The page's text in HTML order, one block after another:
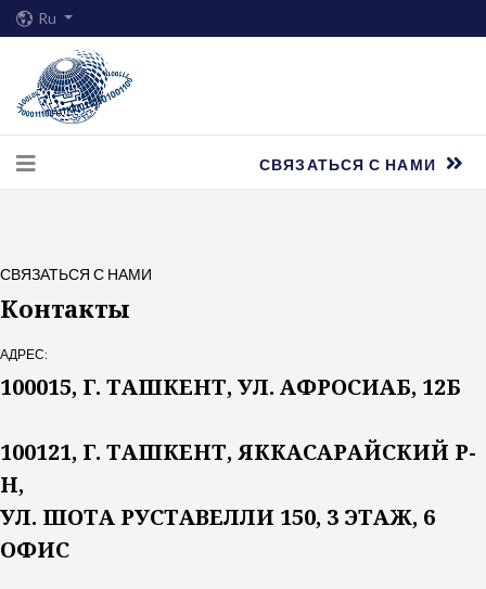
Ru
СВЯЗАТЬСЯ С НАМИ
СВЯЗАТЬСЯ С НАМИ
Контакты
АДРЕС:
100015, Г. ТАШКЕНТ, УЛ. АФРОСИАБ, 12Б
100121, Г. ТАШКЕНТ, ЯККАСАРАЙСКИЙ Р-
Н,
УЛ. ШОТА РУСТАВЕЛЛИ 150, 3 ЭТАЖ, 6
ОФИС